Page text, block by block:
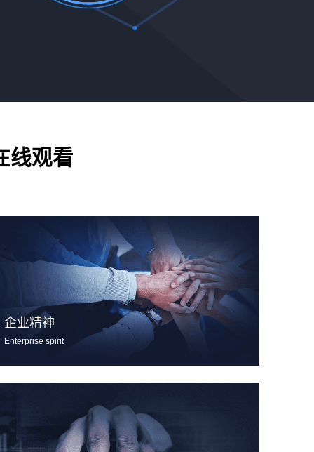
线观看
企业精神
Enterprise spirit